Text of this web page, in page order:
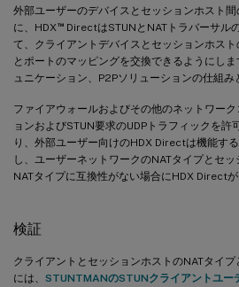
外部ユーザーのデバイスとセッションホスト
に、HDX ™DirectはSTUNとNATトラバーサル
て、クライアントデバイスとセッションホス
とポートのマッピングを交換できるようにし
ュニケーション、P2Pソリューションの仕組み
ファイアウォールおよびその他のネットワー
ョンおよびSTUN要求のUDPトラフィックを許
り、外部ユーザー向けのHDX Directは機能す
し、ユーザーネットワークのNATタイプとセ
NATタイプに互換性がない場合にHDX Directが
検証
クライアントとセッションホストのNATタイ
には、 STUNTMANのSTUNクライアントユー